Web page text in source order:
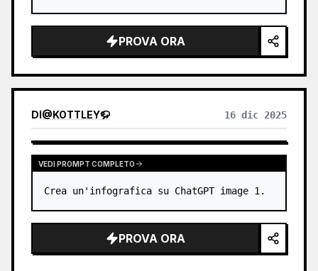
PROVA ORA
DI@KOTTLEY🦬 16 dic 2025
VEDI PROMPT COMPLETO
Crea un'infografica su ChatGPT image 1.
PROVA ORA